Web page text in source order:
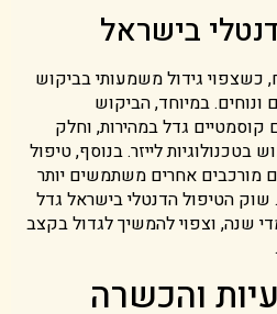
בישראל
כשצפוי גידול משמעותי בביקוש
ונוחים. במיוחד, הביקוש
קוסמטיים גדל במהירות, וחלק
בטכנולוגיות לייזר. בנוסף, טיפול
מורכבים אחרים משתמשים יותר
שוק הטיפול הדנטלי בישראל גדל
של 11.8 אחוז מדי שנה, וצפוי להמשיך לגדול בקצב
והכשרה